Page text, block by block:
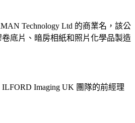
Technology Ltd 的商業名，該公
底片、暗房相紙和照片化學品製造
Imaging UK 團隊的前經理